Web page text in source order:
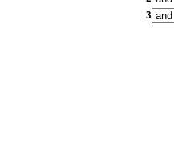
3